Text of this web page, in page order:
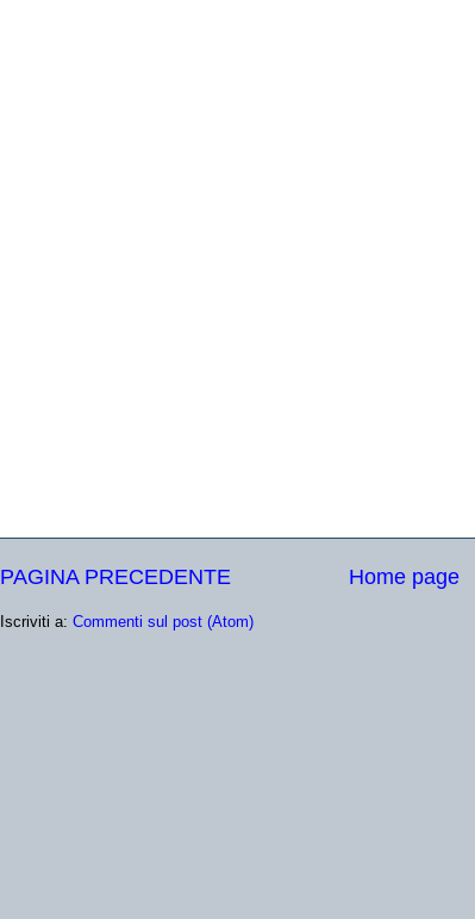
PAGINA PRECEDENTE Home page
Iscriviti a: Commenti sul post (Atom)